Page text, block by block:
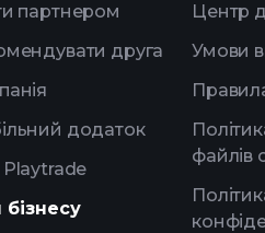
партнером
друга
додаток
Центр
Умови
файлів